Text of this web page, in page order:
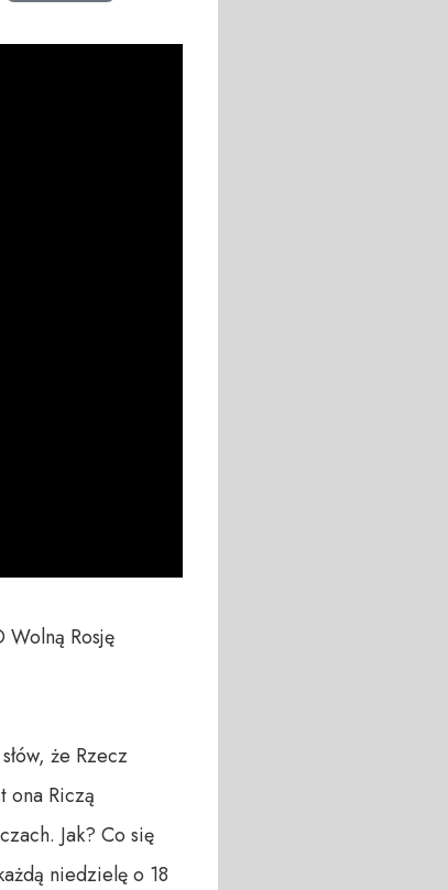
Rosję
że Rzecz
ona Riczą
Jak? Co się
niedzielę o 18